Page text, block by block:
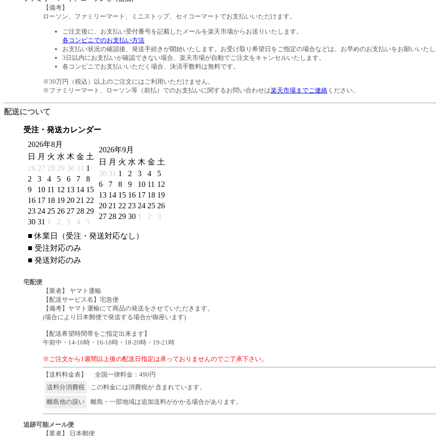
【備考】
ローソン、ファミリーマート、ミニストップ、セイコーマートでお支払いいただけます。
ご注文後に、お支払い受付番号を記載したメールを楽天市場からお送りいたします。
各コンビニでのお支払い方法
お支払い状況の確認後、発送手続きが開始いたします。お受け取り希望日をご指定の場合などは、お早めのお支払いをお願いいた
3日以内にお支払いが確認できない場合、楽天市場が自動でご注文をキャンセルいたします。
各コンビニでお支払いいただく場合、決済手数料は無料です。
※30万円（税込）以上のご注文にはご利用いただけません。
※ファミリーマート、ローソン等（前払）でのお支払いに関するお問い合わせは楽天市場までご連絡 ください。
配送について
受注・発送カレンダー
2026年8月
日
月 火 水 木 金 土
26 27 28 29 30 31 1
2
3 4 5 6 7
8
9
10 11 12 13 14 15
16 17 18 19 20 21 22
23 24 25 26 27 28 29
30 31 1 2 3 4 5
2026年9月
日
月 火 水 木 金 土
30 31 1 2 3 4
5
6
7 8 9 10 11 12
13 14 15 16 17 18 19
20 21 22 23 24 25 26
27 28 29 30 1 2 3
■ 休業日（受注・発送対応なし）
■ 受注対応のみ
■ 発送対応のみ
宅配便
【業者】 ヤマト運輸
【配送サービス名】宅急便
【備考】ヤマト運輸にて商品の発送をさせていただきます。
(場合により日本郵便で発送する場合が御座います)
【配送希望時間帯をご指定出来ます】
午前中・14-16時・16-18時・18-20時・19-21時
※ご注文から1週間以上後の配送日指定は承っておりませんのでご了承下さい。
【送料料金表】
全国一律料金：490円
送料分消費税
この料金には消費税が 含まれています。
離島他の扱い
離島・一部地域は追加送料がかかる場合があります。
追跡可能メール便
【業者】 日本郵便